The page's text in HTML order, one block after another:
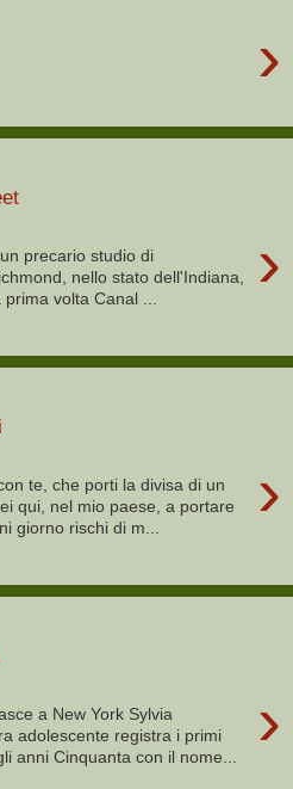
›
›
precario studio di
nello stato dell'Indiana,
volta Canal ...
›
te, che porti la divisa di un
qui, nel mio paese, a portare
giorno rischi di m...
›
a New York Sylvia
adolescente registra i primi
anni Cinquanta con il nome...